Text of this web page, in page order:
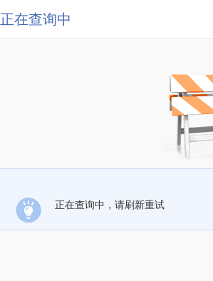
正在查询中
正在查询中，请刷新重试